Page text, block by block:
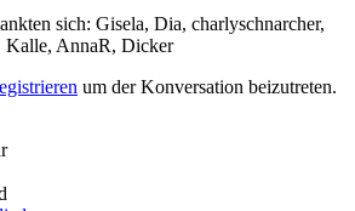
sich: Gisela, Dia, charlyschnarcher,
Kalle, AnnaR, Dicker
um der Konversation beizutreten.